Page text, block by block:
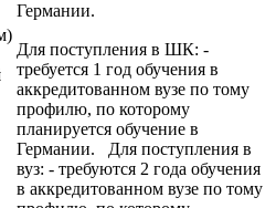
Германии.
Для поступления в ШК: -
требуется 1 год обучения в
аккредитованном вузе по тому
профилю, по которому
планируется обучение в
Германии. Для поступления в
вуз: - требуются 2 года обучения
в аккредитованном вузе по тому